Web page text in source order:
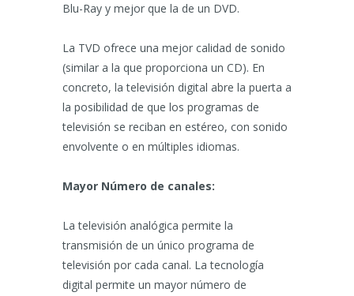
Blu-Ray y mejor que la de un DVD.
La TVD ofrece una mejor calidad de sonido
(similar a la que proporciona un CD). En
concreto, la televisión digital abre la puerta a
la posibilidad de que los programas de
televisión se reciban en estéreo, con sonido
envolvente o en múltiples idiomas.
Mayor Número de canales:
La televisión analógica permite la
transmisión de un único programa de
televisión por cada canal. La tecnología
digital permite un mayor número de